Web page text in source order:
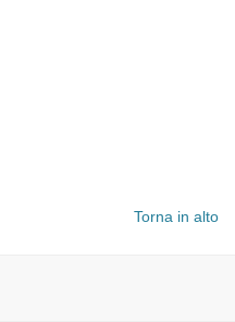
Torna in alto